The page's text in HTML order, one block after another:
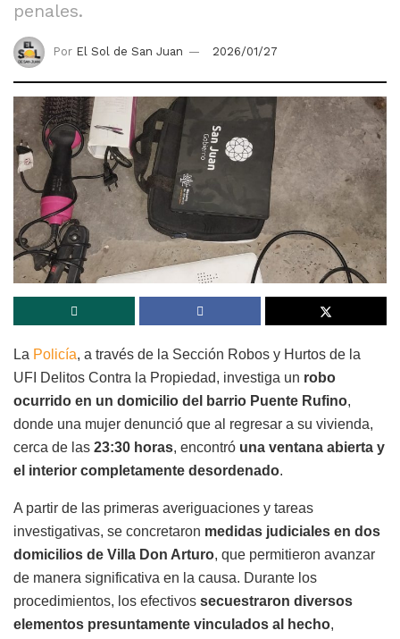
penales.
Por El Sol de San Juan 2026/01/27
La Policía, a través de la Sección Robos y Hurtos de la
UFI Delitos Contra la Propiedad, investiga un robo
ocurrido en un domicilio del barrio Puente Rufino,
donde una mujer denunció que al regresar a su vivienda,
cerca de las 23:30 horas, encontró una ventana abierta y
el interior completamente desordenado.
A partir de las primeras averiguaciones y tareas
investigativas, se concretaron medidas judiciales en dos
domicilios de Villa Don Arturo, que permitieron avanzar
de manera significativa en la causa. Durante los
procedimientos, los efectivos secuestraron diversos
elementos presuntamente vinculados al hecho,